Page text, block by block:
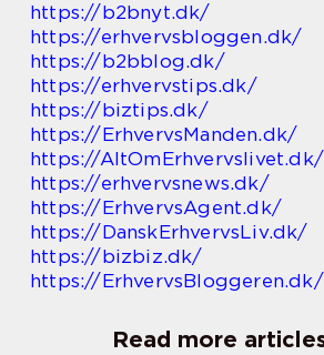
https://b2bnyt.dk/
https://erhvervsbloggen.dk/
https://b2bblog.dk/
https://erhvervstips.dk/
https://biztips.dk/
https://ErhvervsManden.dk/
https://AltOmErhvervslivet.dk/
https://erhvervsnews.dk/
https://ErhvervsAgent.dk/
https://DanskErhvervsLiv.dk/
https://bizbiz.dk/
https://ErhvervsBloggeren.dk/
Read more